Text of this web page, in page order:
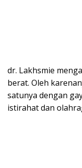
dr. Lakhsmie
berat. Oleh
satunya dengan
istirahat dan